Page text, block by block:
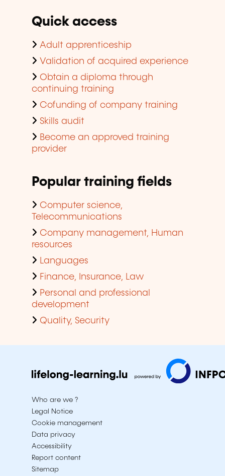
Quick access
Adult apprenticeship
Validation of acquired experience
Obtain a diploma through
continuing training
Cofunding of company training
Skills audit
Become an approved training
provider
Popular training fields
Computer science,
Telecommunications
Company management, Human
resources
Languages
Finance, Insurance, Law
Personal and professional
development
Quality, Security
Who are we ?
Legal Notice
Cookie management
Data privacy
Accessibility
Report content
Sitemap